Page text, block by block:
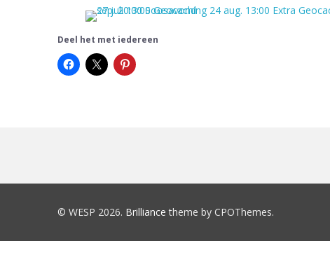
Deel het met iedereen
© WESP 2026. Brilliance theme by CPOThemes.